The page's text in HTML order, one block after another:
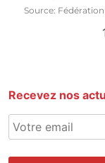
Source:
Recevez nos